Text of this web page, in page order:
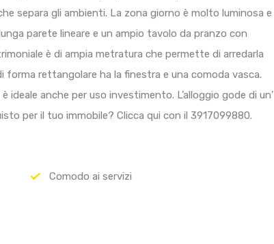
separa gli ambienti. La zona giorno è molto luminosa e
parete lineare e un ampio tavolo da pranzo con
è di ampia metratura che permette di arredarla
forma rettangolare ha la finestra e una comoda vasca.
anche per uso investimento. L’alloggio gode di un’
per il tuo immobile? Clicca qui con il 3917099880.
Comodo ai servizi